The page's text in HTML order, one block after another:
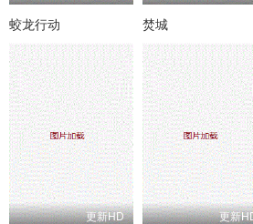
蛟龙行动 焚城
更新HD 更新